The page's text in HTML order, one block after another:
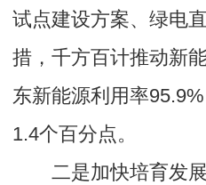
试点建设方案、绿电
措，千方百计推动新
东新能源利用率
1.4个百分点。
二是加快培育发